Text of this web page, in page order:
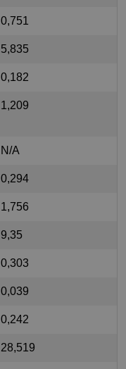
0,751
5,835
0,182
1,209
N/A
0,294
1,756
9,35
0,303
0,039
0,242
28,519